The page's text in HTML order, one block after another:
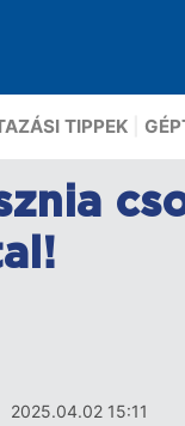
TIPPEK
2025.04.02 15:11